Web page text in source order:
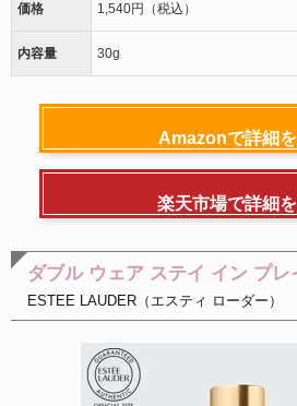
価格 1,540円（税込）
内容量 30g
Amazonで詳細
楽天市場で詳細
ダブル ウェア ステイ イン プ
ESTEE LAUDER（エスティ ローダー）